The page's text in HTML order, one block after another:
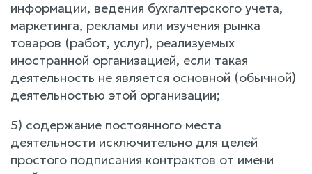
информации, ведения бухгалтерского учета,
маркетинга, рекламы или изучения рынка
товаров (работ, услуг), реализуемых
иностранной организацией, если такая
деятельность не является основной (обычной)
деятельностью этой организации;
5) содержание постоянного места
деятельности исключительно для целей
простого подписания контрактов от имени